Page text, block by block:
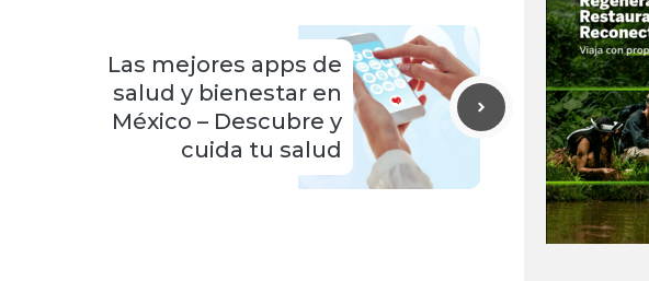
Las mejores apps de
salud y bienestar en
México – Descubre y
cuida tu salud